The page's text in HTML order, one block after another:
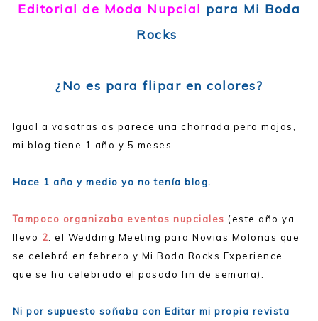
Editorial de Moda Nupcial para Mi Boda
Rocks
¿No es para flipar en colores?
Igual a vosotras os parece una chorrada pero majas,
mi blog tiene 1 año y 5 meses.
Hace 1 año y medio yo no tenía blog.
Tampoco organizaba eventos nupciales (este año ya
llevo 2: el Wedding Meeting para Novias Molonas que
se celebró en febrero y Mi Boda Rocks Experience
que se ha celebrado el pasado fin de semana).
Ni por supuesto soñaba con Editar mi propia revista